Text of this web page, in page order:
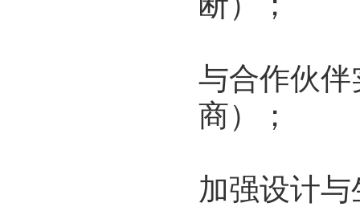
与合作伙
商）；
加强设计